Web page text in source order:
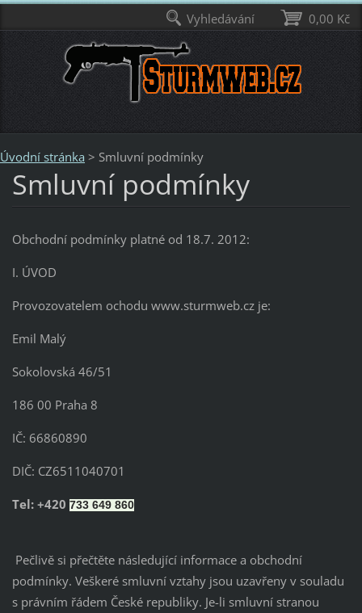
Úvodní stránka > Smluvní podmínky
Smluvní podmínky
Obchodní podmínky platné od 18.7. 2012:
I. ÚVOD
Provozovatelem ochodu www.sturmweb.cz je:
Emil Malý
Sokolovská 46/51
186 00 Praha 8
IČ: 66860890
DIČ: CZ6511040701
Tel: +420 733 649 860
Pečlivě si přečtěte následující informace a obchodní
podmínky. Veškeré smluvní vztahy jsou uzavřeny v souladu
s právním řádem České republiky. Je-li smluvní stranou
0,00 Kč
Vyhledávání